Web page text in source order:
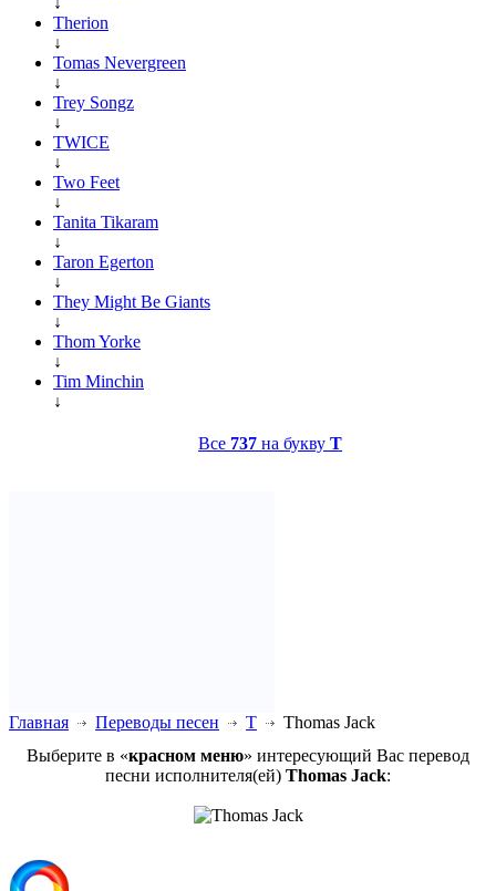
Therion
↓
Tomas Nevergreen
↓
Trey Songz
↓
TWICE
↓
Two Feet
↓
Tanita Tikaram
↓
Taron Egerton
↓
They Might Be Giants
↓
Thom Yorke
↓
Tim Minchin
↓
Все 737 на букву T
Главная Переводы песен T
Thomas Jack
Выберите в «красном меню» интересующий Вас перевод
песни исполнителя(ей) Thomas Jack: